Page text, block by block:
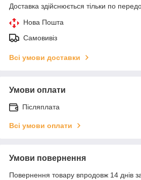
Доставка здійснюється тільки по
Нова Пошта
Самовивіз
Всі умови доставки
Умови оплати
Післяплата
Всі умови оплати
Умови повернення
Повернення товару впродовж 14 днів